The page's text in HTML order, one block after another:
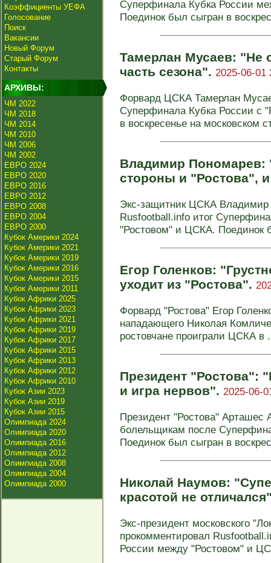
Коэффициенты УЕФА
Голосование
Поиск
Вакансии
Новый Форум
Старый Форум
Контакты
АРХИВЫ:
ЧМ 2022
ЧМ 2018
ЧМ 2014
ЧМ 2010
ЧМ 2006
ЧМ 2002
ЕВРО 2024
ЕВРО 2020
ЕВРО 2016
ЕВРО 2012
ЕВРО 2008
ЕВРО 2004
ЕВРО 2000
Кубок Америки 2024
Кубок Америки 2021
Кубок Америки 2019
Кубок Америки 2016
Кубок Америки 2015
Кубок Америки 2011
Кубок Африки 2025
Кубок Африки 2023
Кубок Африки 2021
Кубок Африки 2019
Кубок Африки 2017
Кубок Африки 2015
Кубок Африки 2013
Кубок Африки 2012
Кубок Африки 2010
Кубок Азии 2023
Кубок Азии 2019
Кубок Азии 2015
Олимпиада 2024
Олимпиада 2020
Олимпиада 2016
Олимпиада 2012
Олимпиада 2008
Олимпиада 2004
Олимпиада 2000
Суперфинала Кубка России
Поединок был сыгран в
Тамерлан Мусаев: "Не
часть сезона". 2025-06-01
Форвард ЦСКА Тамерлан
Суперфинала Кубка России с
в воскресенье на московском
Владимир Пономарев:
стороны и "Ростова",
Экс-защитник ЦСКА Владимир
Rusfootball.info итог
"Ростовом" и ЦСКА. Поединок
Егор Голенков:
уходит из "Ростова".
Форвард "Ростова" Егор
нападающего Николая
ростовчане проиграли ЦСКА в
Президент "Ростова":
и игра нервов". 2025-06-
Президент "Ростова" Арташес
болельщикам после
Поединок был сыгран в
Николай Наумов:
красотой не
Экс-президент московского
прокомментировал
России между "Ростовом" и